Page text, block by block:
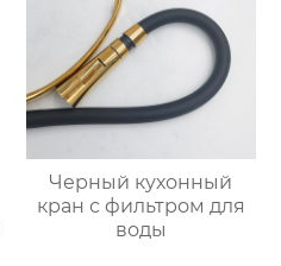
Черный кухонный
кран с фильтром для
воды